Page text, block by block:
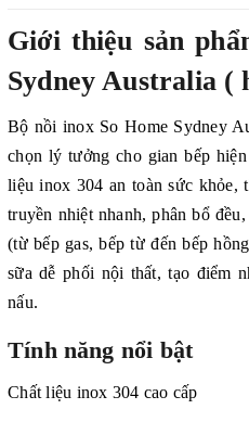
Giới thiệu sản
Sydney Australia (
Bộ nồi inox So Home Sydney
chọn lý tưởng cho gian bếp
liệu inox 304 an toàn sức khỏe,
truyền nhiệt nhanh, phân bổ
(từ bếp gas, bếp từ đến bếp
sữa dễ phối nội thất, tạo điểm
nấu.
Tính năng nổi bật
Chất liệu inox 304 cao cấp